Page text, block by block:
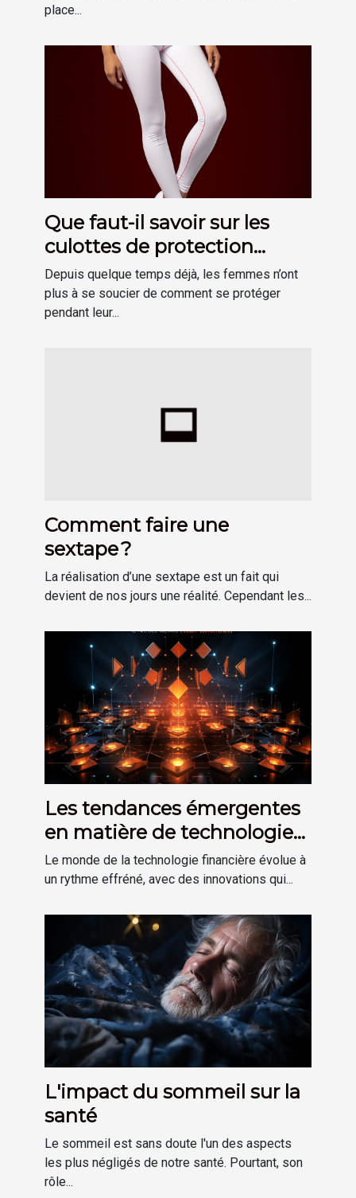
place...
Que faut-il savoir sur les
culottes de protection
hygiénique menstruelle ?
Depuis quelque temps déjà, les femmes n’ont
plus à se soucier de comment se protéger
pendant leur...
Comment faire une
sextape ?
La réalisation d’une sextape est un fait qui
devient de nos jours une réalité. Cependant les...
Les tendances émergentes
en matière de technologie
financière
Le monde de la technologie financière évolue à
un rythme effréné, avec des innovations qui...
L'impact du sommeil sur la
santé
Le sommeil est sans doute l'un des aspects
les plus négligés de notre santé. Pourtant, son
rôle...